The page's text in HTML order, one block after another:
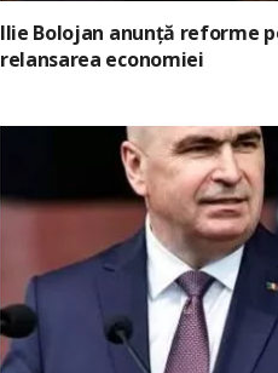
Ilie Bolojan anunță reforme
relansarea economiei